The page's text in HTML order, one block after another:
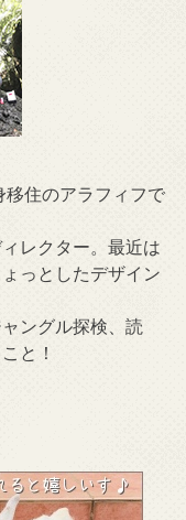
住のアラフィフで
レクター。最近は
っとしたデザイン
ングル探検、読
と！